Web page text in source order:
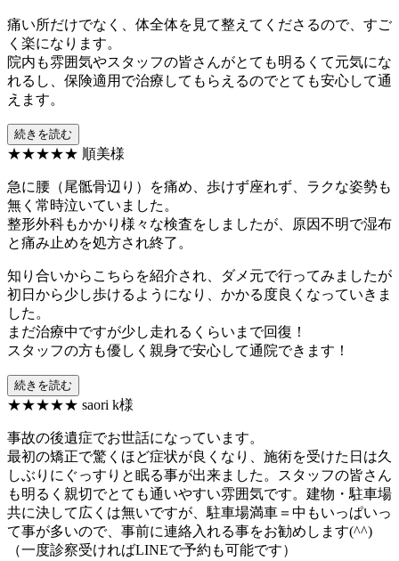
痛い所だけでなく、体全体を見て整えてくださるので、すご
く楽になります。
院内も雰囲気やスタッフの皆さんがとても明るくて元気にな
れるし、保険適用で治療してもらえるのでとても安心して通
えます。
続きを読む
★★★★★ 順美様
急に腰（尾骶骨辺り）を痛め、歩けず座れず、ラクな姿勢も
無く常時泣いていました。
整形外科もかかり様々な検査をしましたが、原因不明で湿布
と痛み止めを処方され終了。
知り合いからこちらを紹介され、ダメ元で行ってみましたが
初日から少し歩けるようになり、かかる度良くなっていきま
した。
まだ治療中ですが少し走れるくらいまで回復！
スタッフの方も優しく親身で安心して通院できます！
続きを読む
★★★★★ saori k様
事故の後遺症でお世話になっています。
最初の矯正で驚くほど症状が良くなり、施術を受けた日は久
しぶりにぐっすりと眠る事が出来ました。スタッフの皆さん
も明るく親切でとても通いやすい雰囲気です。建物・駐車場
共に決して広くは無いですが、駐車場満車＝中もいっぱいっ
て事が多いので、事前に連絡入れる事をお勧めします(^^)
（一度診察受ければLINEで予約も可能です）